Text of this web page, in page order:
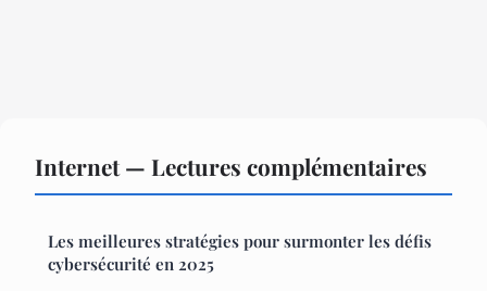
Internet — Lectures complémentaires
Les meilleures stratégies pour surmonter les défis
cybersécurité en 2025